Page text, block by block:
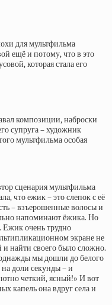
для мультфильма
ещё и потому, что в это
которая стала его
композиции, наброски
супруга – художник
мультфильма особая
сценария мультфильма
что ежик – это слепок с её
– взъерошенные волосы и
напоминают ёжика. Но
Ежик очень трудно
экране не
и найти своего было сложно.
мы дошли до белого
доли секунды – и
четкий, ясный!» И вот
капель она вдруг села и